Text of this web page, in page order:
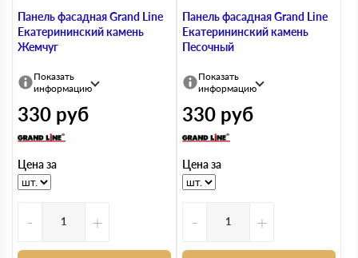
Панель фасадная Grand Line
Екатерининский камень
Жемчуг
Показать
информацию
330 руб
Цена за
- +
Панель фасадная Grand Line
Екатерининский камень
Песочный
Показать
информацию
330 руб
Цена за
- +